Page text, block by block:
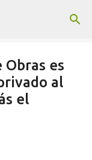
es
al
el